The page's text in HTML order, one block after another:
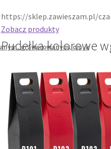
https://sklep.zawieszam.pl/
Zobacz produkty
Pudełka kolorowe